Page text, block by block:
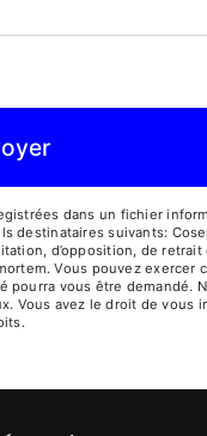
dans un fichier
suivants:
d’opposition, de
Vous pouvez exercer
vous être demandé.
avez le droit de vous